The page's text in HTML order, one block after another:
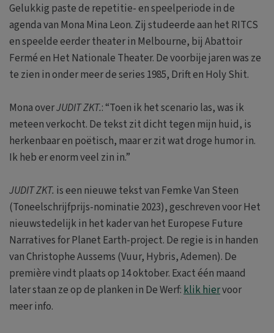
Gelukkig paste de repetitie- en speelperiode in de
agenda van Mona Mina Leon. Zij studeerde aan het RITCS
en speelde eerder theater in Melbourne, bij Abattoir
Fermé en Het Nationale Theater. De voorbije jaren was ze
te zien in onder meer de series 1985, Drift en Holy Shit.
Mona overJUDIT ZKT.: “Toen ik het scenario las, was ik
meteen verkocht. De tekst zit dicht tegen mijn huid, is
herkenbaar en poëtisch, maar er zit wat droge humor in.
Ik heb er enorm veel zin in.”
JUDIT ZKT. is een nieuwe tekst van Femke Van Steen
(Toneelschrijfprijs-nominatie 2023), geschreven voor Het
nieuwstedelijk in het kader van het Europese Future
Narratives for Planet Earth-project. De regie is in handen
van Christophe Aussems (Vuur, Hybris, Ademen). De
première vindt plaats op 14 oktober. Exact één maand
later staan ze op de planken in De Werf: klik hiervoor
meer info.